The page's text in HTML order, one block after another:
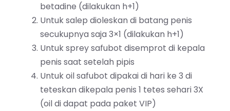
betadine (dilakukan h+1)
Untuk salep dioleskan di batang penis
secukupnya saja 3×1 (dilakukan h+1)
Untuk sprey safubot disemprot di kepala
penis saat setelah pipis
Untuk oil safubot dipakai di hari ke 3 di
teteskan dikepala penis 1 tetes sehari 3X
(oil di dapat pada paket VIP)